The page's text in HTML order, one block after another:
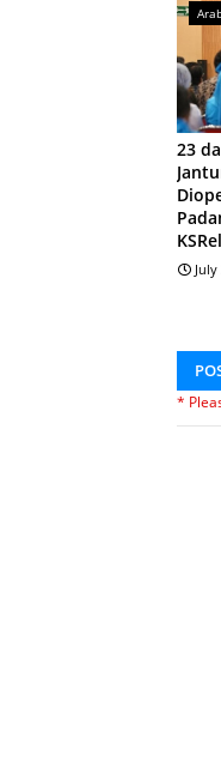
23
*